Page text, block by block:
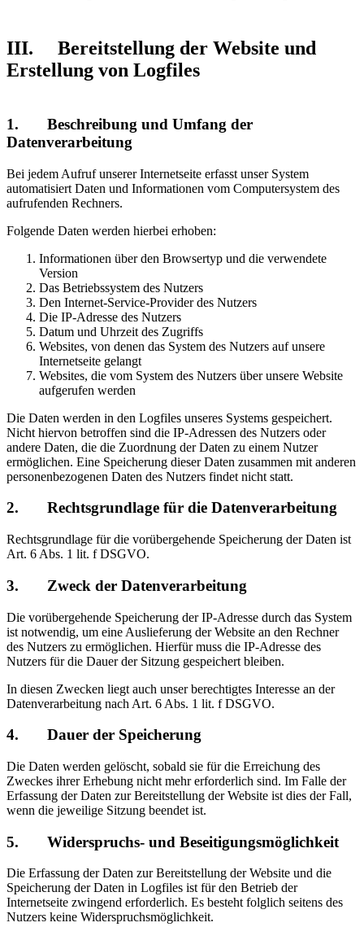
III. Bereitstellung der Website und
Erstellung von Logfiles
1. Beschreibung und Umfang der
Datenverarbeitung
Bei jedem Aufruf unserer Internetseite erfasst unser System
automatisiert Daten und Informationen vom Computersystem des
aufrufenden Rechners.
Folgende Daten werden hierbei erhoben:
Informationen über den Browsertyp und die verwendete
Version
Das Betriebssystem des Nutzers
Den Internet-Service-Provider des Nutzers
Die IP-Adresse des Nutzers
Datum und Uhrzeit des Zugriffs
Websites, von denen das System des Nutzers auf unsere
Internetseite gelangt
Websites, die vom System des Nutzers über unsere Website
aufgerufen werden
Die Daten werden in den Logfiles unseres Systems gespeichert.
Nicht hiervon betroffen sind die IP-Adressen des Nutzers oder
andere Daten, die die Zuordnung der Daten zu einem Nutzer
ermöglichen. Eine Speicherung dieser Daten zusammen mit anderen
personenbezogenen Daten des Nutzers findet nicht statt.
2. Rechtsgrundlage für die Datenverarbeitung
Rechtsgrundlage für die vorübergehende Speicherung der Daten ist
Art. 6 Abs. 1 lit. f DSGVO.
3. Zweck der Datenverarbeitung
Die vorübergehende Speicherung der IP-Adresse durch das System
ist notwendig, um eine Auslieferung der Website an den Rechner
des Nutzers zu ermöglichen. Hierfür muss die IP-Adresse des
Nutzers für die Dauer der Sitzung gespeichert bleiben.
In diesen Zwecken liegt auch unser berechtigtes Interesse an der
Datenverarbeitung nach Art. 6 Abs. 1 lit. f DSGVO.
4. Dauer der Speicherung
Die Daten werden gelöscht, sobald sie für die Erreichung des
Zweckes ihrer Erhebung nicht mehr erforderlich sind. Im Falle der
Erfassung der Daten zur Bereitstellung der Website ist dies der Fall,
wenn die jeweilige Sitzung beendet ist.
5. Widerspruchs- und Beseitigungsmöglichkeit
Die Erfassung der Daten zur Bereitstellung der Website und die
Speicherung der Daten in Logfiles ist für den Betrieb der
Internetseite zwingend erforderlich. Es besteht folglich seitens des
Nutzers keine Widerspruchsmöglichkeit.